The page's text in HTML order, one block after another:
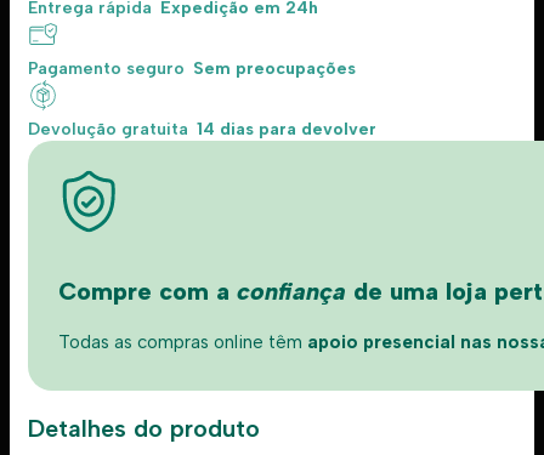
Entrega rápida Expedição em 24h
Pagamento seguro Sem preocupações
Devolução gratuita 14 dias para devolver
Compre com a confiança de uma loja
Todas as compras online têm apoio presencial nas
Detalhes do produto